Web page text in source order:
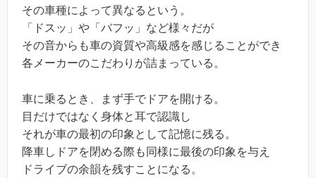
その車種によって異なるという。
「ドスッ」や「バフッ」など様々だが
その音からも車の資質や高級感を感じることができ
各メーカーのこだわりが詰まっている。
車に乗るとき、まず手でドアを開ける。
目だけではなく身体と耳で認識し
それが車の最初の印象として記憶に残る。
降車しドアを閉める際も同様に最後の印象を与え
ドライブの余韻を残すことになる。